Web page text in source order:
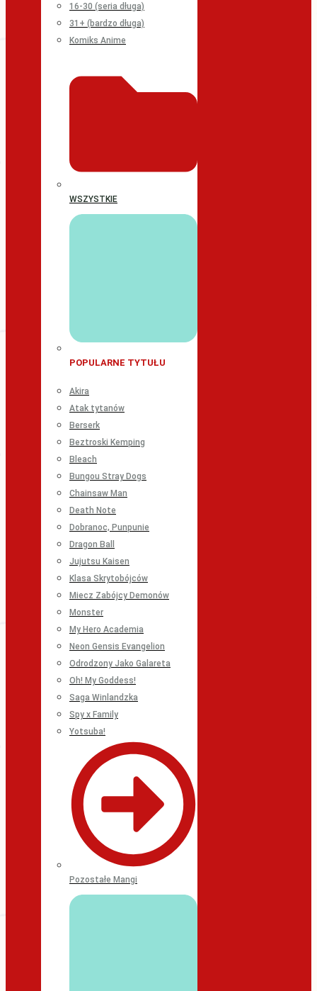
16-30 (seria długa)
31+ (bardzo długa)
Komiks Anime
WSZYSTKIE
POPULARNE TYTUŁU
Akira
Atak tytanów
Berserk
Beztroski Kemping
Bleach
Bungou Stray Dogs
Chainsaw Man
Death Note
Dobranoc, Punpunie
Dragon Ball
Jujutsu Kaisen
Klasa Skrytobójców
Miecz Zabójcy Demonów
Monster
My Hero Academia
Neon Gensis Evangelion
Odrodzony Jako Galareta
Oh! My Goddess!
Saga Winlandzka
Spy x Family
Yotsuba!
Pozostałe Mangi